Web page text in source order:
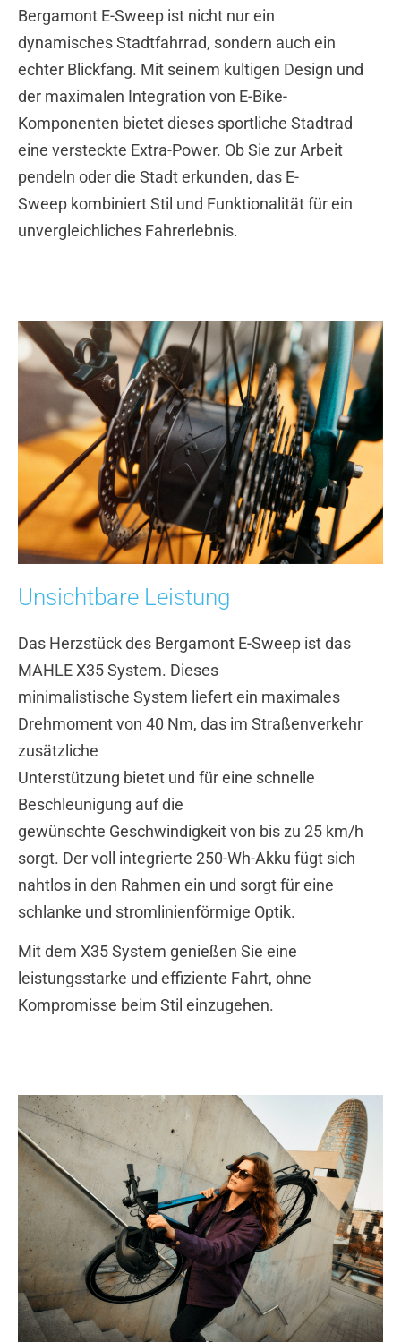
Bergamont E-Sweep ist nicht nur ein
dynamisches Stadtfahrrad, sondern auch ein
echter Blickfang. Mit seinem kultigen Design und
der maximalen Integration von E-Bike-
Komponenten bietet dieses sportliche Stadtrad
eine versteckte Extra-Power. Ob Sie zur Arbeit
pendeln oder die Stadt erkunden, das E-
Sweep kombiniert Stil und Funktionalität für ein
unvergleichliches Fahrerlebnis.
Unsichtbare Leistung
Das Herzstück des Bergamont E-Sweep ist das
MAHLE X35 System. Dieses
minimalistische System liefert ein maximales
Drehmoment von 40 Nm, das im Straßenverkehr
zusätzliche
Unterstützung bietet und für eine schnelle
Beschleunigung auf die
gewünschte Geschwindigkeit von bis zu 25 km/h
sorgt. Der voll integrierte 250-Wh-Akku fügt sich
nahtlos in den Rahmen ein und sorgt für eine
schlanke und stromlinienförmige Optik.
Mit dem X35 System genießen Sie eine
leistungsstarke und effiziente Fahrt, ohne
Kompromisse beim Stil einzugehen.